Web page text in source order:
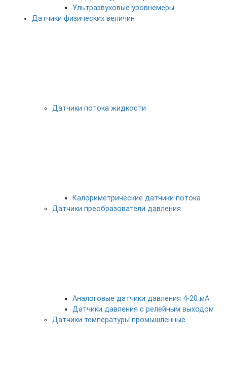
Ультразвуковые уровнемеры
Датчики физических величин
Датчики потока жидкости
Калориметрические датчики потока
Датчики преобразователи давления
Аналоговые датчики давления 4-20 мА
Датчики давления с релейным выходом
Датчики температуры промышленные